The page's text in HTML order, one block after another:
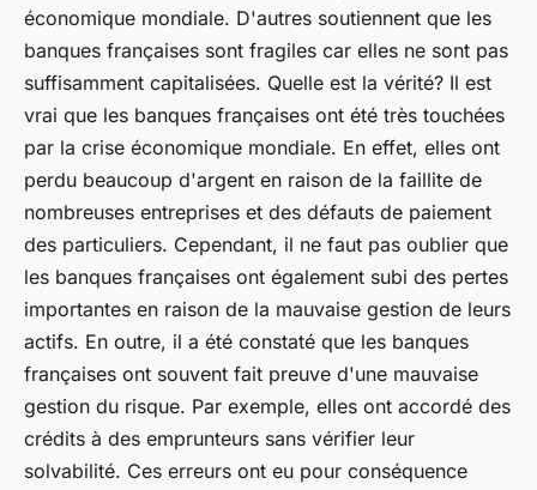
économique mondiale. D'autres soutiennent que les
banques françaises sont fragiles car elles ne sont pas
suffisamment capitalisées. Quelle est la vérité? Il est
vrai que les banques françaises ont été très touchées
par la crise économique mondiale. En effet, elles ont
perdu beaucoup d'argent en raison de la faillite de
nombreuses entreprises et des défauts de paiement
des particuliers. Cependant, il ne faut pas oublier que
les banques françaises ont également subi des pertes
importantes en raison de la mauvaise gestion de leurs
actifs. En outre, il a été constaté que les banques
françaises ont souvent fait preuve d'une mauvaise
gestion du risque. Par exemple, elles ont accordé des
crédits à des emprunteurs sans vérifier leur
solvabilité. Ces erreurs ont eu pour conséquence